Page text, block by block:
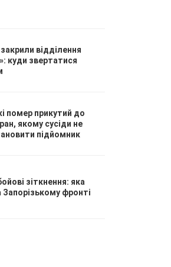
відділення
куди звертатися
помер прикутий до
якому сусіди не
підйомник
зіткнення: яка
Запорізькому фронті